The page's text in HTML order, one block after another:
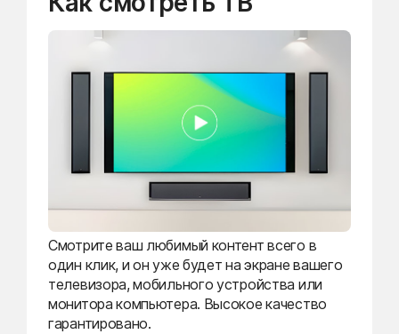
Смотрите ваш любимый контент всего в
один клик, и он уже будет на экране вашего
телевизора, мобильного устройства или
монитора компьютера. Высокое качество
гарантировано.